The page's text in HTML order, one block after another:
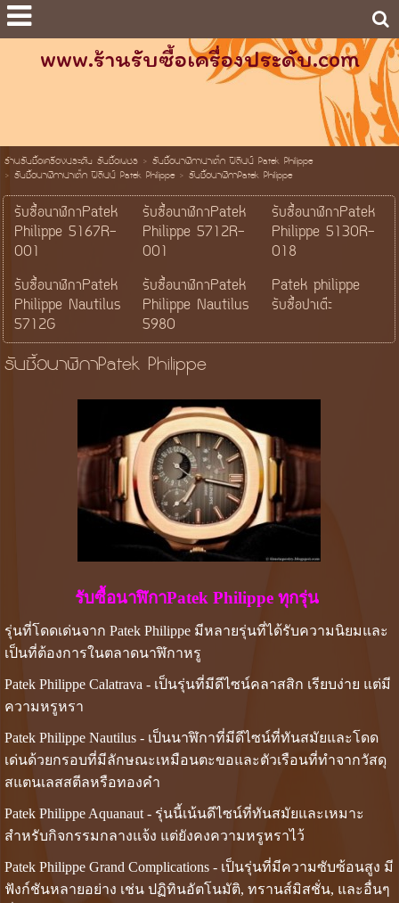
www.ร้านรับซื้อเครื่องประดับ.com
ร้านรับซื้อเครื่องประดับ รับซื้อเพชร> รับซื้อนาฬิกาปาเต็ก ฟิลิปป์ Patek Philippe
> รับซื้อนาฬิกาปาเต็ก ฟิลิปป์ Patek Philippe> รับซื้อนาฬิกาPatek Philippe
รับซื้อนาฬิกาPatek
Philippe 5167R-
001
รับซื้อนาฬิกาPatek
Philippe 5712R-
001
รับซื้อนาฬิกาPatek
Philippe 5130R-
018
รับซื้อนาฬิกาPatek
Philippe Nautilus
5712G
รับซื้อนาฬิกาPatek
Philippe Nautilus
5980
Patek philippe
รับซื้อปาเต๊ะ
รับซื้อนาฬิกาPatek Philippe
รับซื้อนาฬิกาPatek Philippe ทุกรุ่น
รุ่นที่โดดเด่นจาก Patek Philippe มีหลายรุ่นที่ได้รับความนิยมและ
เป็นที่ต้องการในตลาดนาฬิกาหรู
Patek Philippe Calatrava - เป็นรุ่นที่มีดีไซน์คลาสสิก เรียบง่าย แต่มี
ความหรูหรา
Patek Philippe Nautilus - เป็นนาฬิกาที่มีดีไซน์ที่ทันสมัยและโดด
เด่นด้วยกรอบที่มีลักษณะเหมือนตะขอและตัวเรือนที่ทำจากวัสดุ
สแตนเลสสตีลหรือทองคำ
Patek Philippe Aquanaut - รุ่นนี้เน้นดีไซน์ที่ทันสมัยและเหมาะ
สำหรับกิจกรรมกลางแจ้ง แต่ยังคงความหรูหราไว้
Patek Philippe Grand Complications - เป็นรุ่นที่มีความซับซ้อนสูง มี
ฟังก์ชันหลายอย่าง เช่น ปฏิทินอัตโนมัติ, ทรานส์มิสชั่น, และอื่นๆ